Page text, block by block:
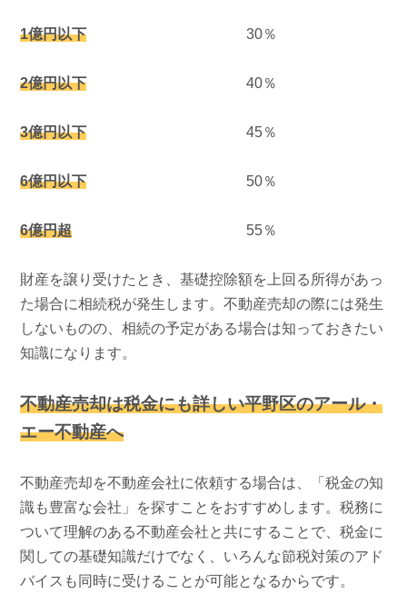
1億円以下 30％
2億円以下 40％
3億円以下 45％
6億円以下 50％
6億円超 55％
財産を譲り受けたとき、基礎控除額を上回る所得があっ
た場合に相続税が発生します。不動産売却の際には発生
しないものの、相続の予定がある場合は知っておきたい
知識になります。
不動産売却は税金にも詳しい平野区のアール・
エー不動産へ
不動産売却を不動産会社に依頼する場合は、「税金の知
識も豊富な会社」を探すことをおすすめします。税務に
ついて理解のある不動産会社と共にすることで、税金に
関しての基礎知識だけでなく、いろんな節税対策のアド
バイスも同時に受けることが可能となるからです。